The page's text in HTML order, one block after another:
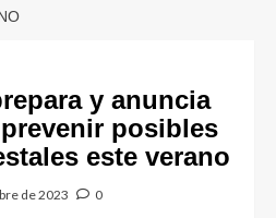
y anuncia
posibles
este verano
de 2023 0